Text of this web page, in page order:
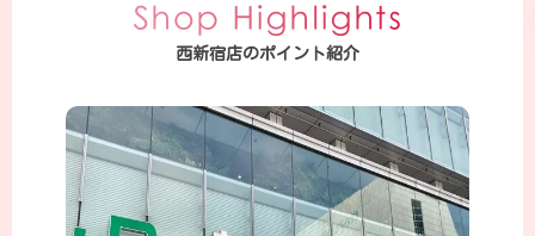
西新宿店のポイント紹介